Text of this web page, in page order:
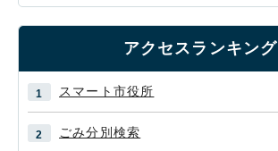
アクセスランキング
スマート市役所
ごみ分別検索